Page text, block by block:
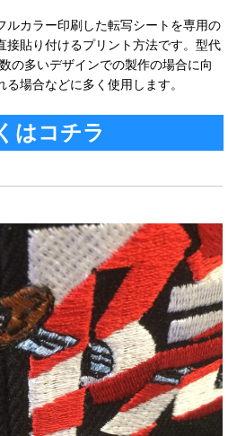
ルカラー印刷した転写シートを専用の
接貼り付けるプリント方法です。型代
の多いデザインでの製作の場合に向
場合などに多く使用します。
はコチラ